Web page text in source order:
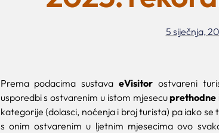
5 siječnja,
Prema podacima sustava eVisitor ostvareni
usporedbi s ostvarenim u istom mjesecuprethodne
kategorije (dolasci, noćenja i broj turista) pa iako
s onim ostvarenim u ljetnim mjesecima ovo